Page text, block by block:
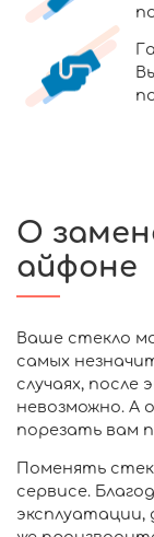
О
айфоне
Ваше стекло
самых
случаях,
невозможно. А
порезать вам
Поменять
сервисе.